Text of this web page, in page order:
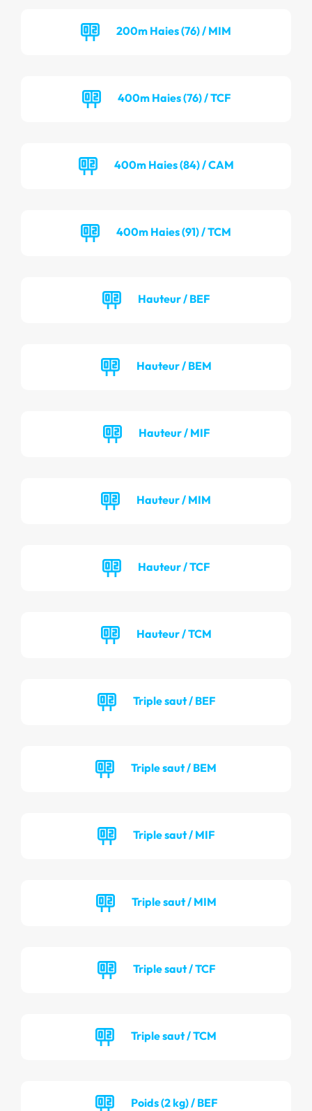
200m Haies (76) / MIM
400m Haies (76) / TCF
400m Haies (84) / CAM
400m Haies (91) / TCM
Hauteur / BEF
Hauteur / BEM
Hauteur / MIF
Hauteur / MIM
Hauteur / TCF
Hauteur / TCM
Triple saut / BEF
Triple saut / BEM
Triple saut / MIF
Triple saut / MIM
Triple saut / TCF
Triple saut / TCM
Poids (2 kg) / BEF